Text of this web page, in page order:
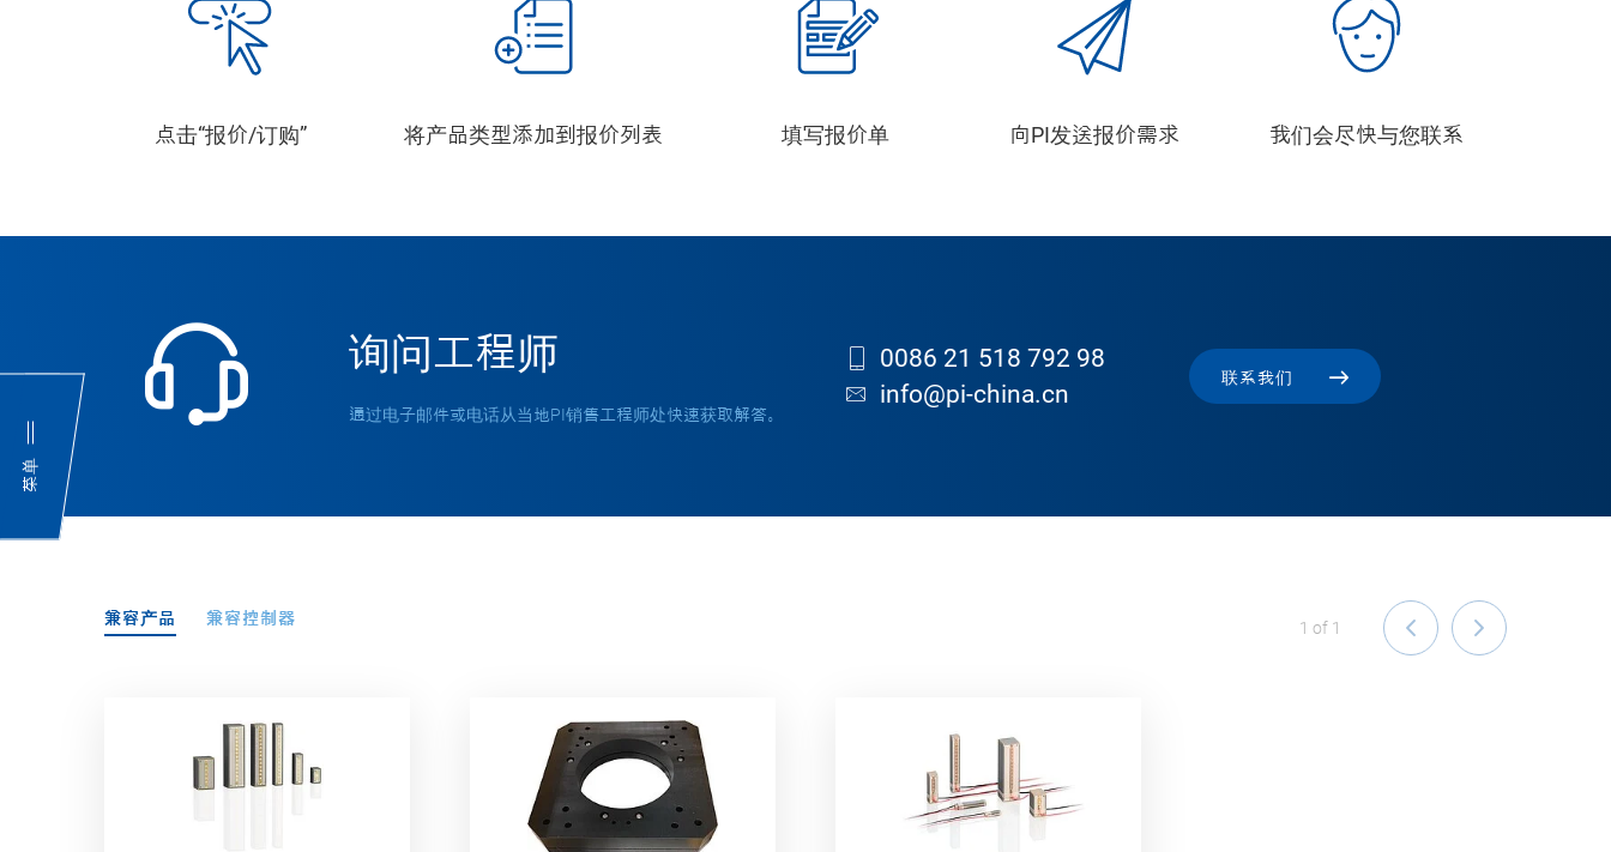
菜单
点击“报价/订购” 将产品类型添加到报价列表 填写报价单 向PI发送报价需求 我们会尽快与您联系
询问工程师
通过电子邮件或电话从当地PI销售工程师处快速获取解答。
0086 21 518 792 98
info@pi-china.cn
联系我们
兼容产品 兼容控制器 1 of 1